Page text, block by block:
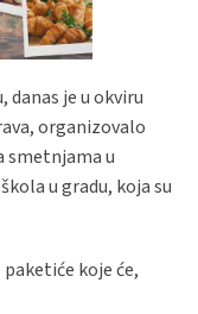
danas je u okviru
organizovalo
smetnjama u
u gradu, koja su
koje će,